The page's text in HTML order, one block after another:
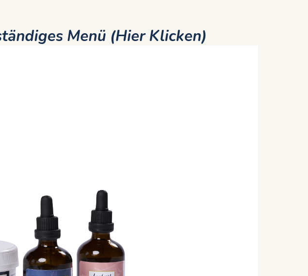
Menü (Hier Klicken)